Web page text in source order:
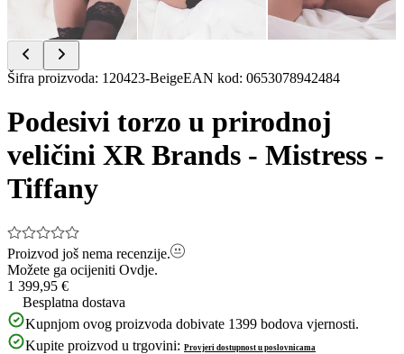
Item
of
Šifra proizvoda: 120423-BeigeEAN kod: 0653078942484
Podesivi torzo u prirodnoj
veličini XR Brands - Mistress -
Tiffany
Proizvod još nema recenzije.
Možete ga ocijeniti Ovdje.
1 399,95 €
Besplatna dostava
Kupnjom ovog proizvoda dobivate 1399 bodova vjernosti.
Kupite proizvod u trgovini: Provjeri dostupnost u poslovnicama